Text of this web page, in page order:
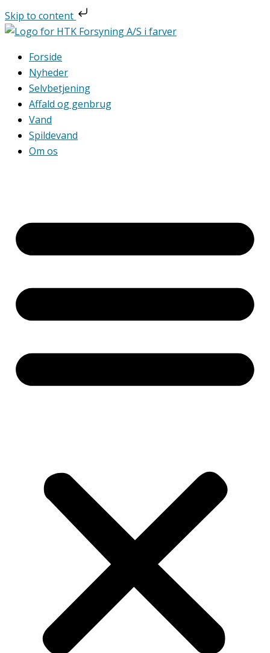
Skip to content
til
indholdet
Forside
Nyheder
Selvbetjening
Affald og genbrug
Vand
Spildevand
Om os